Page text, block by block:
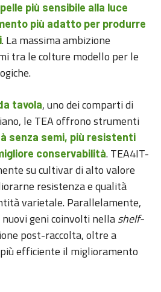
più sensibile alla luce
più adatto per produrre
. La massima ambizione
tra le colture modello per le
tavola, uno dei comparti di
le TEA offrono strumenti
senza semi, più resistenti
conservabilità. TEA4IT-
su cultivar di alto valore
resistenza e qualità
varietale. Parallelamente,
geni coinvolti nellashelf-
post-raccolta, oltre a
efficiente il miglioramento